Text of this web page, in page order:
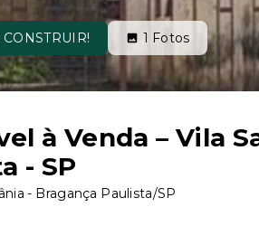
1 Fotos
à Venda – Vila
- SP
- Bragança Paulista/SP